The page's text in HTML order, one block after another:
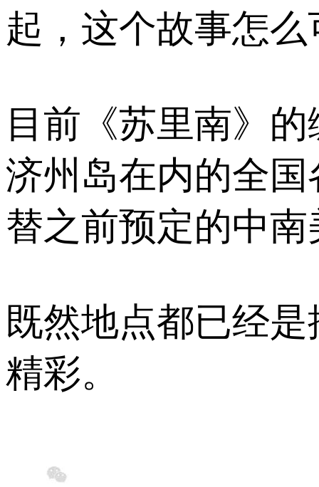
起，这个故事怎
目前《苏里南》
济州岛在内的全
替之前预定的中南
既然地点都已经
精彩。